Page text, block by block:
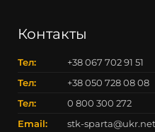
Контакты
Тел:
+38 067 702 91 51
Тел:
+38 050 728 08 08
Тел:
0 800 300 272
Email:
stk-sparta@ukr.net